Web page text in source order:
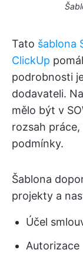
Tato šablona
ClickUp
podrobnosti
dodavateli.
mělo být v
rozsah
podmínky.
Šablona
projekty a
Účel
Autorizace